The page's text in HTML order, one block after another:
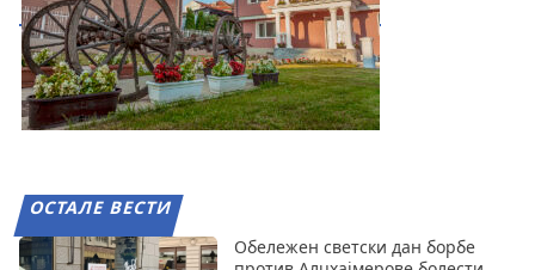
ОСТАЛЕ ВЕСТИ
Обележен светски дан борбе